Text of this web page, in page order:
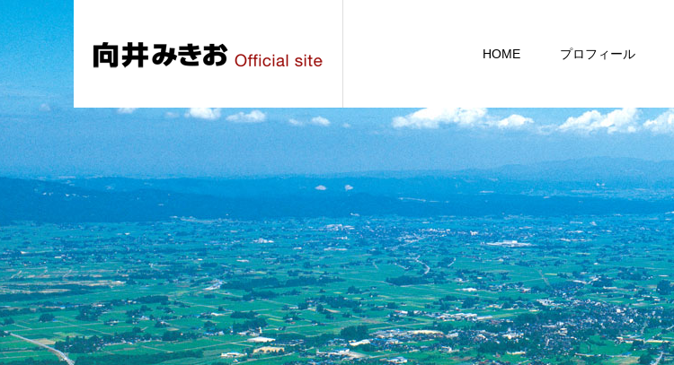
HOME プロフィール